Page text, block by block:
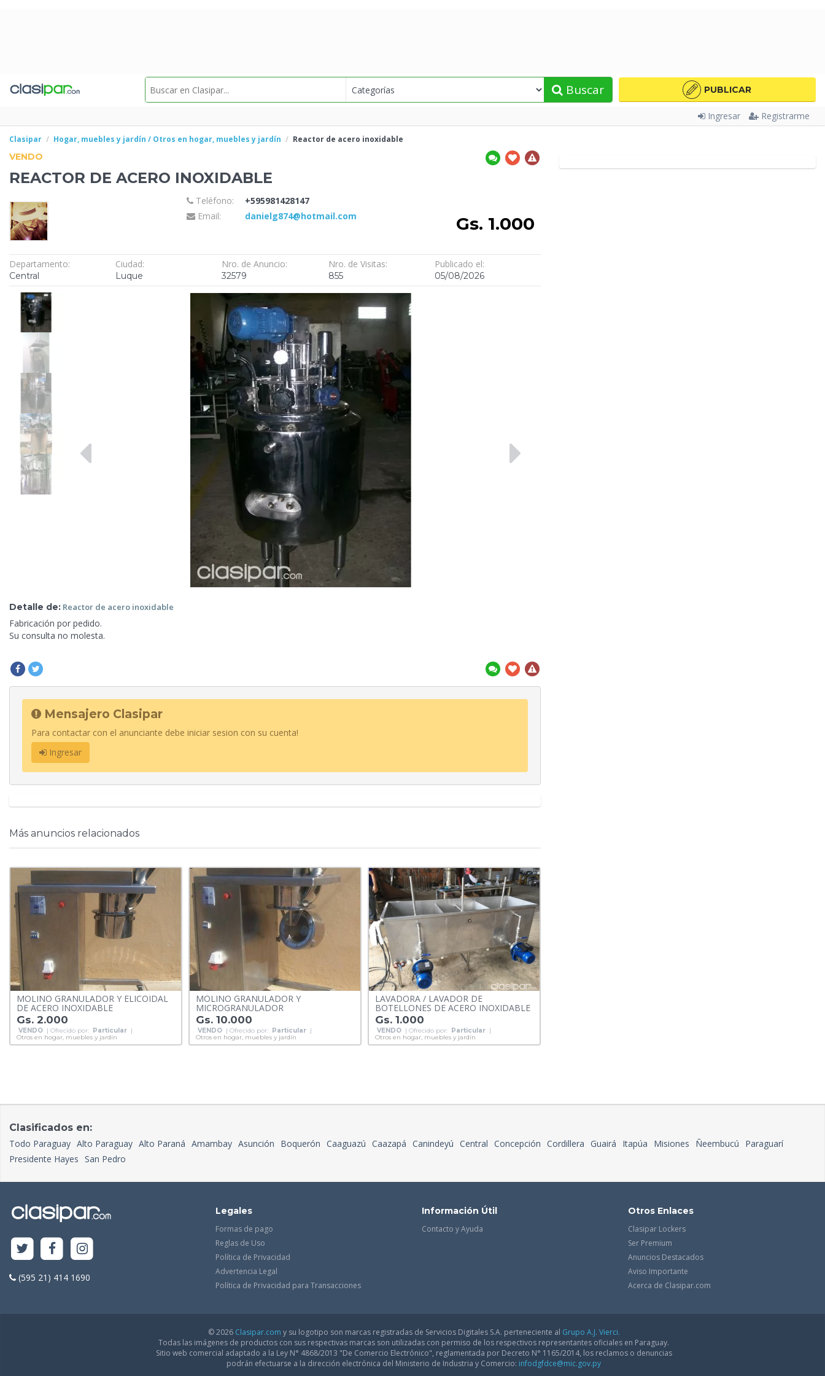
Buscar PUBLICAR
Ingresar Registrarme
Clasipar Hogar, muebles y jardín / Otros en hogar, muebles y jardín Reactor de acero inoxidable
VENDO
REACTOR DE ACERO INOXIDABLE
Teléfono:
+595981428147
Email:
danielg874@hotmail.com Gs. 1.000
Departamento:
Central
Ciudad:
Luque
Nro. de Anuncio:
32579
Nro. de Visitas:
855
Publicado el:
05/08/2026
Detalle de: Reactor de acero inoxidable
Fabricación por pedido.
Su consulta no molesta.
Mensajero Clasipar
Para contactar con el anunciante debe iniciar sesion con su cuenta!
Ingresar
Más anuncios relacionados
MOLINO GRANULADOR Y ELICOIDAL
DE ACERO INOXIDABLE
Gs. 2.000
VENDO | Ofrecido por: Particular |
Otros en hogar, muebles y jardín
MOLINO GRANULADOR Y
MICROGRANULADOR
Gs. 10.000
VENDO | Ofrecido por: Particular |
Otros en hogar, muebles y jardín
LAVADORA / LAVADOR DE
BOTELLONES DE ACERO INOXIDABLE
Gs. 1.000
VENDO | Ofrecido por: Particular |
Otros en hogar, muebles y jardín
Clasificados en:
Todo Paraguay Alto Paraguay Alto Paraná Amambay Asunción Boquerón Caaguazú Caazapá Canindeyú Central Concepción Cordillera Guairá Itapúa Misiones Ñeembucú
Paraguarí
Presidente Hayes San Pedro
(595 21) 414 1690
Legales
Formas de pago
Reglas de Uso
Política de Privacidad
Advertencia Legal
Política de Privacidad para Transacciones
Información Útil
Contacto y Ayuda
Otros Enlaces
Clasipar Lockers
Ser Premium
Anuncios Destacados
Aviso Importante
Acerca de Clasipar.com
© 2026 Clasipar.com y su logotipo son marcas registradas de Servicios Digitales S.A. perteneciente al Grupo A.J. Vierci.
Todas las imágenes de productos con sus respectivas marcas son utilizadas con permiso de los respectivos representantes oficiales en Paraguay.
Sitio web comercial adaptado a la Ley N° 4868/2013 "De Comercio Electrónico", reglamentada por Decreto N° 1165/2014, los reclamos o denuncias
podrán efectuarse a la dirección electrónica del Ministerio de Industria y Comercio: infodgfdce@mic.gov.py